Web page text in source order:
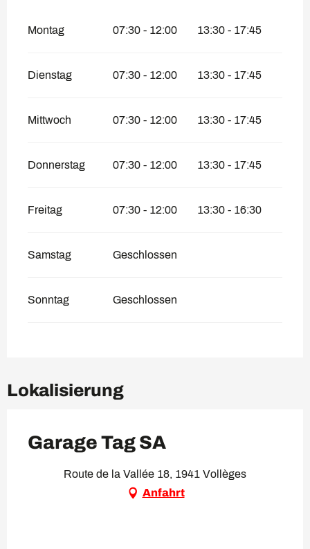
Montag 07:30 - 12:00 13:30 - 17:45
Dienstag 07:30 - 12:00 13:30 - 17:45
Mittwoch 07:30 - 12:00 13:30 - 17:45
Donnerstag 07:30 - 12:00 13:30 - 17:45
Freitag 07:30 - 12:00 13:30 - 16:30
Samstag Geschlossen
Sonntag Geschlossen
Lokalisierung
Garage Tag SA
Route de la Vallée 18, 1941 Vollèges
Anfahrt